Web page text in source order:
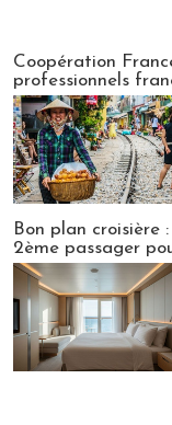
Coopération
professionnels
Bon plan croisière
2ème passager